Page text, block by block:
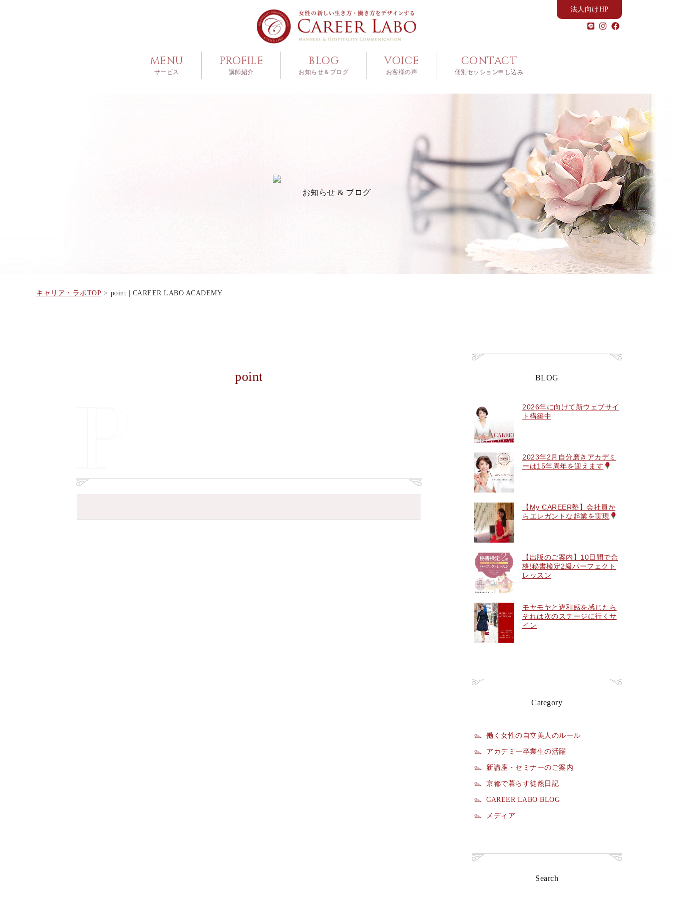
法人向けHP
MENU
サービス
PROFILE
講師紹介
BLOG
お知らせ＆ブログ
VOICE
お客様の声
CONTACT
個別セッション申し込み
お知らせ & ブログ
キャリア・ラボTOP point | CAREER LABO ACADEMY
point BLOG
2026年に向けて新ウェブサイ
ト構築中
2023年2月自分磨きアカデミ
ーは15年周年を迎えます
【My CAREER塾】会社員か
らエレガントな起業を実現
【出版のご案内】10日間で合
格!秘書検定2級パーフェクト
レッスン
モヤモヤと違和感を感じたら
それは次のステージに行くサ
イン
Category
働く女性の自立美人のルール
アカデミー卒業生の活躍
新講座・セミナーのご案内
京都で暮らす徒然日記
CAREER LABO BLOG
メディア
Search